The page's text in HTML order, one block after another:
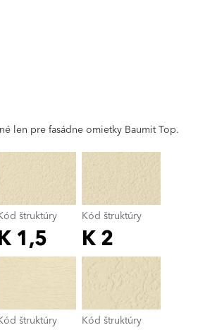
len pre fasádne omietky Baumit Top.
štruktúry
1,5
Kód štruktúry
K 2
štruktúry Kód štruktúry